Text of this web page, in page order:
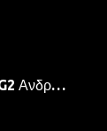
GUESS FAME GW1140G2 Ανδρικό Ρολόι Quatrz Ακριβείας